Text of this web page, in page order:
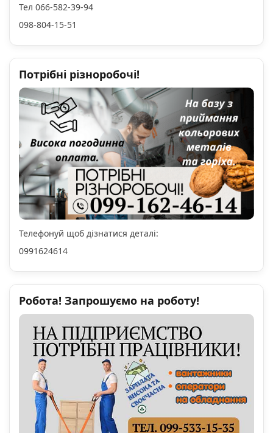
Тел 066-582-39-94
098-804-15-51
Потрібні різноробочі!
Телефонуй щоб дізнатися деталі:
0991624614
Робота! Запрошуємо на роботу!